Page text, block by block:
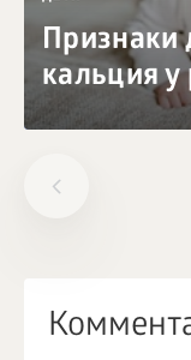
Признаки
кальция у